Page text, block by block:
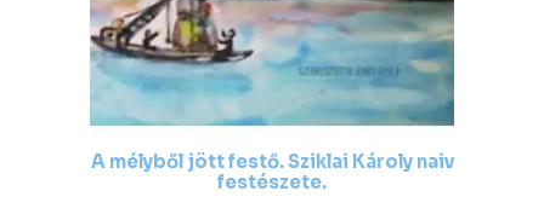
A mélyből jött festő. Sziklai Károly naiv
festészete.